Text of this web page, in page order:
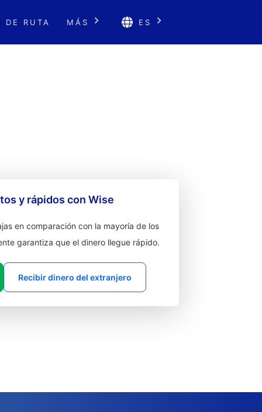
DE RUTA MÁS ES
y rápidos con Wise
en comparación con la mayoría de los
garantiza que el dinero llegue rápido.
Recibir dinero del extranjero